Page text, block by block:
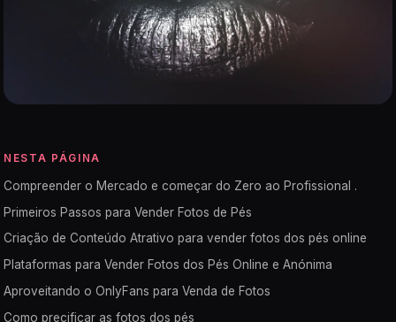
NESTA PÁGINA
Compreender o Mercado e começar do Zero ao Profissional .
Primeiros Passos para Vender Fotos de Pés
Criação de Conteúdo Atrativo para vender fotos dos pés online
Plataformas para Vender Fotos dos Pés Online e Anónima
Aproveitando o OnlyFans para Venda de Fotos
Como precificar as fotos dos pés